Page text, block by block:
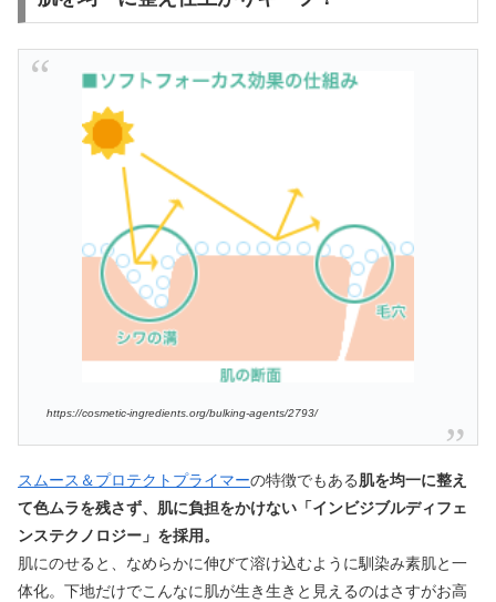
https://cosmetic-ingredients.org/bulking-agents/2793/
スムース＆プロテクトプライマーの特徴でもある肌を均一に整え
て色ムラを残さず、肌に負担をかけない「インビジブルディフェ
ンステクノロジー」を採用。
肌にのせると、なめらかに伸びて溶け込むように馴染み素肌と一
体化。下地だけでこんなに肌が生き生きと見えるのはさすがお高